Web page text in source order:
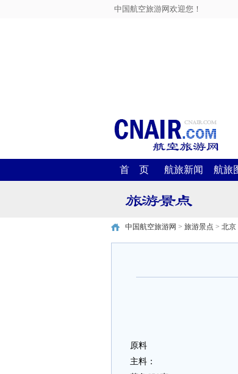
中国航空旅游网欢迎您！
首 页 航旅新闻 航旅
中国航空旅游网 > 旅游景点 > 北京
原料
主料：